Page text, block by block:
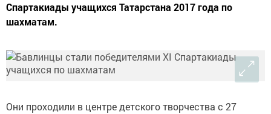
Спартакиады учащихся Татарстана 2017 года по
шахматам.
Они проходили в центре детского творчества с 27